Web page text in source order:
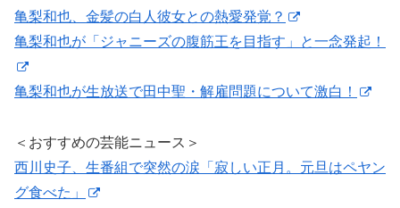
亀梨和也、金髪の白人彼女との熱愛発覚？
亀梨和也が「ジャニーズの腹筋王を目指す」と一念発起！
亀梨和也が生放送で田中聖・解雇問題について激白！
＜おすすめの芸能ニュース＞
西川史子、生番組で突然の涙「寂しい正月。元旦はペヤン
グ食べた」